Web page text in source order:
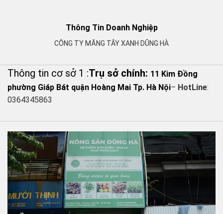
Thông Tin Doanh Nghiệp
CÔNG TY MĂNG TÂY XANH DŨNG HÀ
Thông tin cơ sở 1 :Trụ sở chính: 11 Kim Đồng
phường Giáp Bát quận Hoàng Mai Tp. Hà Nội– HotLine:
0364345863